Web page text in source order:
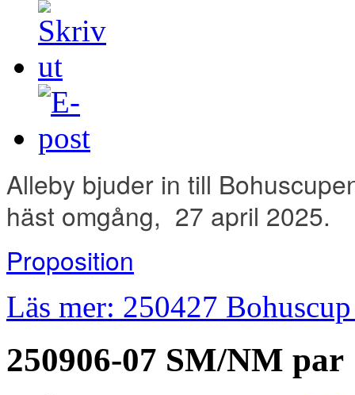
Alleby bjuder in till
häst omgång, 27 april 2025.
Proposition
Läs mer: 250427
250906-07 SM/NM par